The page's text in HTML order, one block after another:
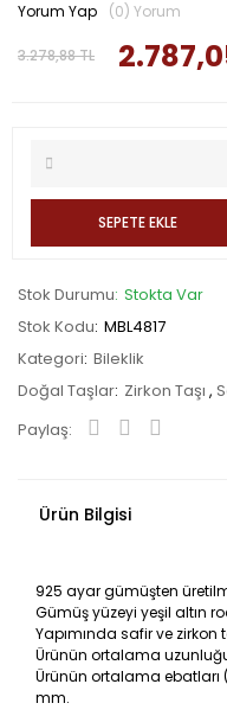
3.278,88 TL
Yorum Yap (0) Yorum
SEPETE EKLE
Stok Durumu Stokta Var
Stok Kodu MBL4817
Kategori Bileklik
Doğal Taşlar Zirkon Taşı ,
Paylaş:
Ürün Bilgisi
925 ayar gümüşten
Gümüş yüzeyi yeşil altın
Yapımında safir ve zirkon
Ürünün ortalama
Ürünün ortalama ebatları
mm.